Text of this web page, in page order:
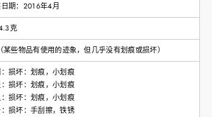
期：2016年4月
克
某些物品有使用的迹象，但几乎没有划痕或损坏）
损坏：划痕，小划痕
损坏：划痕，小划痕
损坏：划痕，小划痕
损坏：手刮擦，铁锈